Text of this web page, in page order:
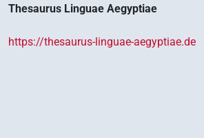
Thesaurus Linguae Aegyptiae
https://thesaurus-linguae-aegyptiae.de